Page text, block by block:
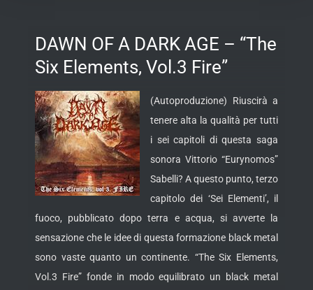
DAWN OF A DARK AGE – “The
Six Elements, Vol.3 Fire”
(Autoproduzione) Riuscirà a
tenere alta la qualità per tutti
i sei capitoli di questa saga
sonora Vittorio “Eurynomos”
Sabelli? A questo punto, terzo
capitolo dei ‘Sei Elementi’, il
fuoco, pubblicato dopo terra e acqua, si avverte la
sensazione che le idee di questa formazione black metal
sono vaste quanto un continente. “The Six Elements,
Vol.3 Fire” fonde in modo equilibrato un black metal